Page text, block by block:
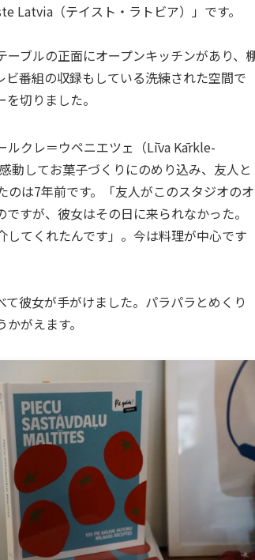
Latvia（テイスト・ラトビア）」です。
ブルの正面にオープンキッチンがあり、
番組の収録もしている洗練された空間で
切りました。
ルクレ＝ウペニエツェ（Līva Kārkle-
動してお菓子づくりにのめり込み、友人と
は7年前です。「友人がこのスタジオのオ
すが、彼女はその日に来られなかった。
てくれたんです」。今は料理が中心です
彼女が手がけました。パラパラとめくり
がえます。